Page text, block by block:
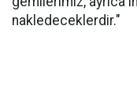
nakledeceklerdir."